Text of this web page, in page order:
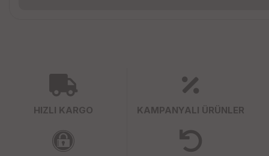
HIZLI KARGO KAMPANYALI ÜRÜNLER